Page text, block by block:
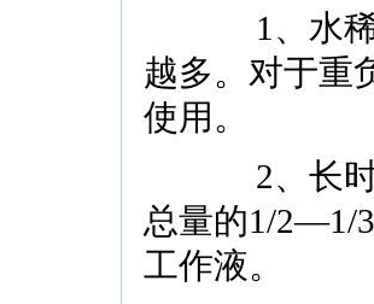
1 、水
越多。对于重
使用。
2、长
总量的1/2—1/3
工作液。